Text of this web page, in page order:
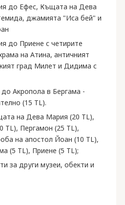
до Ефес, Къщата на Дева
джамията "Иса бей" и
до Приене с четирите
на Атина, античният
град Милет и Дидима с
Акропола в Бергама -
(15 TL).
на Дева Мария (20 TL),
TL), Пергамон (25 TL),
на апостол Йоан (10 TL),
(5 TL), Приене (5 TL);
за други музеи, обекти и